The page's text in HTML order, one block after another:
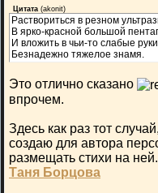
Цитата (akonit)
Раствориться в резном
В ярко-красной большой
И вложить в чьи-то слабые руки
Безнадежно тяжелое знамя.
Это отлично сказано
впрочем.
Здесь как раз тот
создаю для автора
размещать стихи на
Таня Борцова